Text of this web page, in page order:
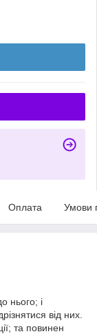
Оплата Умови
нього; і
від них.
та повинен